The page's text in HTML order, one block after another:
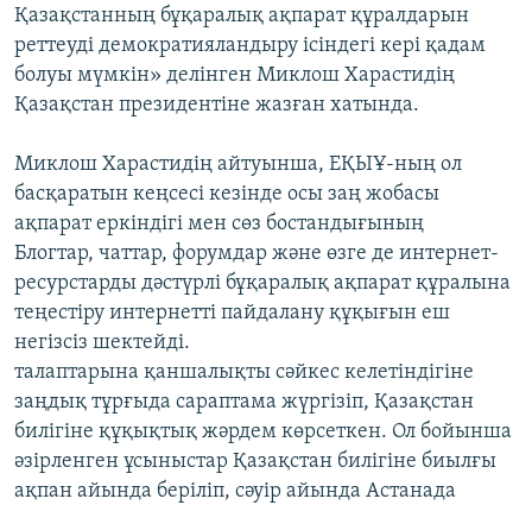
Қазақстанның бұқаралық ақпарат құралдарын
реттеуді демократияландыру ісіндегі кері қадам
болуы мүмкін» делінген Миклош Харастидің
Қазақстан президентіне жазған хатында.
Миклош Харастидің айтуынша, ЕҚЫҰ-ның ол
басқаратын кеңсесі кезінде осы заң жобасы
ақпарат еркіндігі мен сөз бостандығының
Блогтар, чаттар, форумдар және өзге де интернет-
ресурстарды дәстүрлі бұқаралық ақпарат құралына
теңестіру интернетті пайдалану құқығын еш
негізсіз шектейді.
талаптарына қаншалықты сәйкес келетіндігіне
заңдық тұрғыда сараптама жүргізіп, Қазақстан
билігіне құқықтық жәрдем көрсеткен. Ол бойынша
әзірленген ұсыныстар Қазақстан билігіне биылғы
ақпан айында беріліп, сәуір айында Астанада